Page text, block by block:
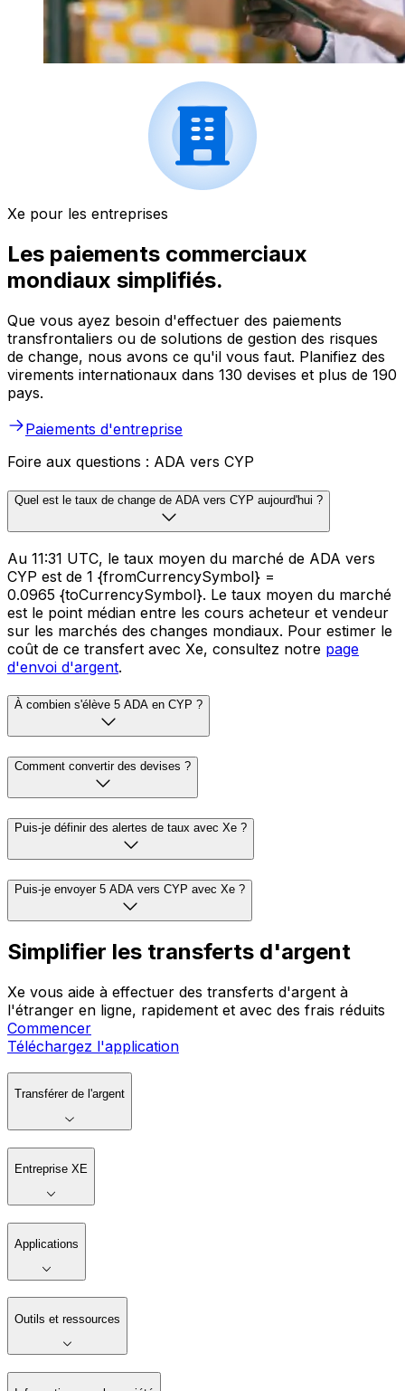
Xe pour les entreprises
Les paiements commerciaux
mondiaux simplifiés.
Que vous ayez besoin d'effectuer des paiements
transfrontaliers ou de solutions de gestion des risques
de change, nous avons ce qu'il vous faut. Planifiez des
virements internationaux dans 130 devises et plus de 190
pays.
Paiements d'entreprise
Foire aux questions : ADA vers CYP
Quel est le taux de change de ADA vers CYP aujourd'hui ?
Au 11:31 UTC, le taux moyen du marché de ADA vers
CYP est de 1 {fromCurrencySymbol} =
0.0965 {toCurrencySymbol}. Le taux moyen du marché
est le point médian entre les cours acheteur et vendeur
sur les marchés des changes mondiaux. Pour estimer le
coût de ce transfert avec Xe, consultez notre page
d'envoi d'argent.
À combien s'élève 5 ADA en CYP ?
Comment convertir des devises ?
Puis-je définir des alertes de taux avec Xe ?
Puis-je envoyer 5 ADA vers CYP avec Xe ?
Simplifier les transferts d'argent
Xe vous aide à effectuer des transferts d'argent à
l'étranger en ligne, rapidement et avec des frais réduits
Commencer
Téléchargez l'application
Transférer de l'argent
Entreprise XE
Applications
Outils et ressources